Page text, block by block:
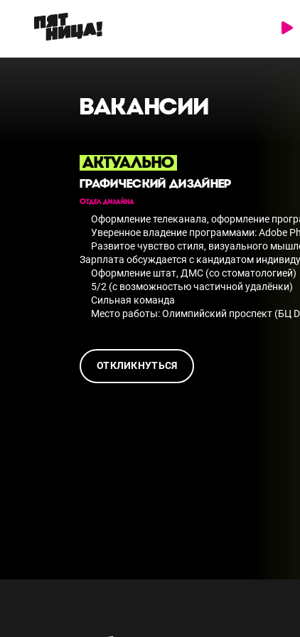
ВАКАНСИИ
АКТУАЛЬНО
ГРАФИЧЕСКИЙ ДИЗАЙНЕР
Отдел дизайна
Оформление телеканала, оформление
Уверенное владение программами: Adobe
Развитое чувство стиля, визуального
Зарплата обсуждается с кандидатом
Оформление штат, ДМС (со стоматологией)
5/2 (с возможностью частичной удалёнки)
Сильная команда
Место работы: Олимпийский проспект (БЦ
ОТКЛИКНУТЬСЯ